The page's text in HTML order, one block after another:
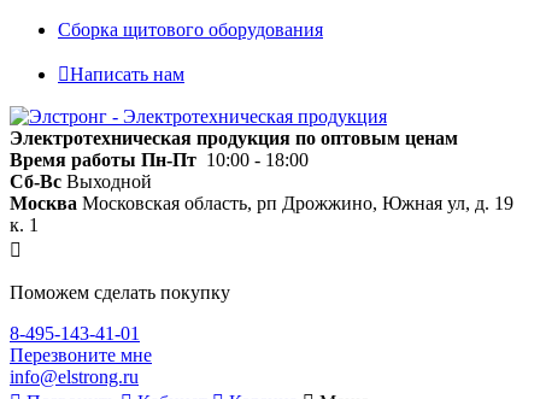
Сборка щитового оборудования
Написать нам
Электротехническая продукция по оптовым ценам
Время работы Пн-Пт 10:00 - 18:00
Сб-Вс Выходной
Москва Московская область, рп Дрожжино, Южная ул, д. 19
к. 1
Поможем сделать покупку
8-495-143-41-01
Перезвоните мне
info@elstrong.ru